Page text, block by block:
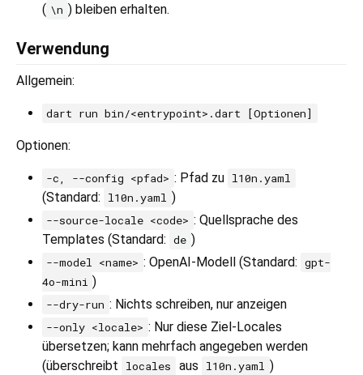
( \n ) bleiben erhalten.
Verwendung
Allgemein:
dart run bin/<entrypoint>.dart [Optionen]
Optionen:
-c, --config <pfad> : Pfad zu l10n.yaml
(Standard: l10n.yaml )
--source-locale <code> : Quellsprache des
Templates (Standard: de )
--model <name> : OpenAI-Modell (Standard: gpt-
4o-mini )
--dry-run : Nichts schreiben, nur anzeigen
--only <locale> : Nur diese Ziel-Locales
übersetzen; kann mehrfach angegeben werden
(überschreibt
locales aus l10n.yaml )